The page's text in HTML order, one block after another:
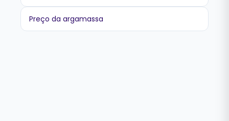
Preço da argamassa